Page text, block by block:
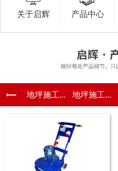
关于启辉 产品中心
地坪施工... 地坪施工...